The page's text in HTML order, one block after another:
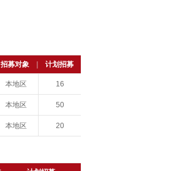
招募对象 计划招募
本地区 16
本地区 50
本地区 20